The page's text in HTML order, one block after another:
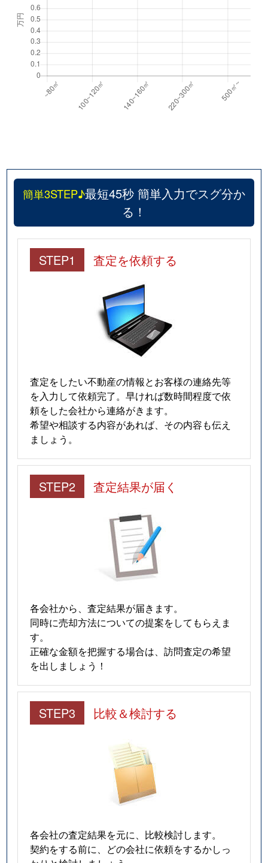
簡単3STEP♪最短45秒 簡単入力でスグ分か
る！
STEP1 査定を依頼する
査定をしたい不動産の情報とお客様の連絡先等
を入力して依頼完了。早ければ数時間程度で依
頼をした会社から連絡がきます。
希望や相談する内容があれば、その内容も伝え
ましょう。
STEP2 査定結果が届く
各会社から、査定結果が届きます。
同時に売却方法についての提案をしてもらえま
す。
正確な金額を把握する場合は、訪問査定の希望
を出しましょう！
STEP3 比較＆検討する
各会社の査定結果を元に、比較検討します。
契約をする前に、どの会社に依頼をするかしっ